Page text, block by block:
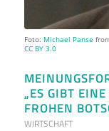
Foto: Michael Panse
CC BY 3.0
„ES GIBT
FROHEN
WIRTSCHAFT